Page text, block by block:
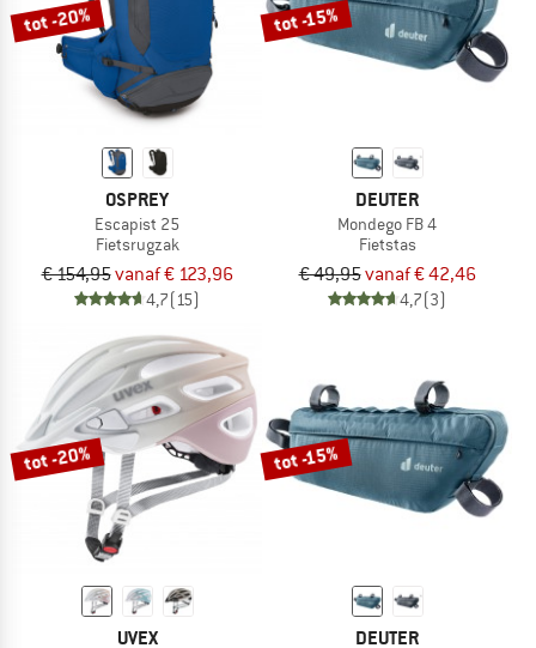
tot -20%
OSPREY
Escapist 25
Fietsrugzak
€ 154,95vanaf € 123,96
4,7(15)
tot -15%
DEUTER
Mondego FB 4
Fietstas
€ 49,95vanaf € 42,46
4,7(3)
tot -20%
UVEX
tot -15%
DEUTER